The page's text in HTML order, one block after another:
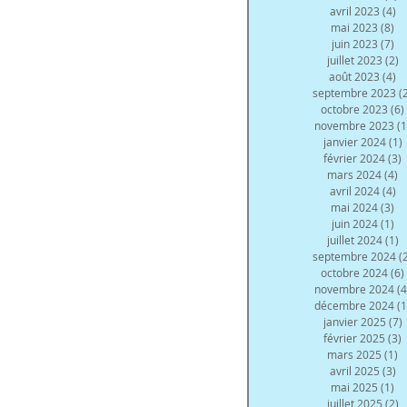
avril 2023 (4)
mai 2023 (8)
juin 2023 (7)
juillet 2023 (2)
août 2023 (4)
septembre 2023
octobre 2023 (6)
novembre 2023
janvier 2024 (1)
février 2024(3)
mars 2024(4)
avril 2024 (4)
mai 2024(3)
juin 2024 (1)
juillet 2024 (1)
septembre 2024
octobre 2024(6)
novembre 2024
décembre 2024
janvier 2025 (7)
février 2025 (3)
mars 2025 (1)
avril 2025 (3)
mai 2025 (1)
juillet 2025 (2)